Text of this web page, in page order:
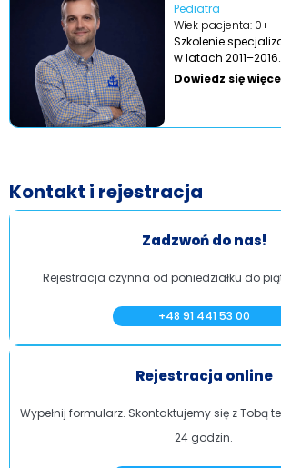
Pediatra
Wiek pacjenta: 0+
Szkolenie
w latach
Dowiedz się
Kontakt i rejestracja
Zadzwoń do nas!
Rejestracja czynna od poniedziałku do
+48 91 441 53 00
Rejestracja online
Wypełnij formularz. Skontaktujemy się z Tobą
24 godzin.